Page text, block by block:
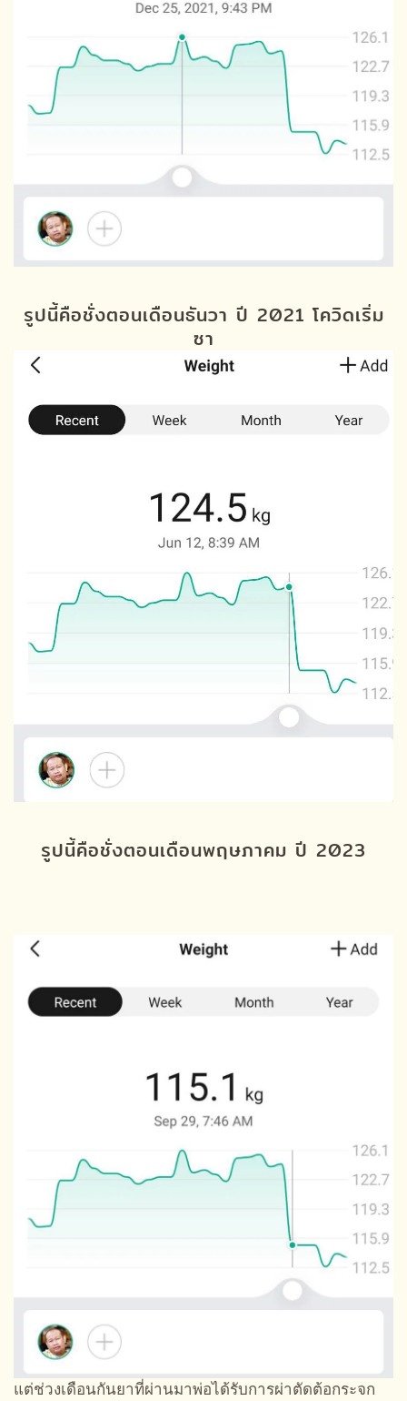
รูปนี้คือชั่งตอนเดือนธันวา ปี 2021 โควิดเริ่ม
ซา
รูปนี้คือชั่งตอนเดือนพฤษภาคม ปี 2023
แต่ช่วงเดือนกันยาที่ผ่านมาพ่อได้รับการผ่าตัดต้อกระจก